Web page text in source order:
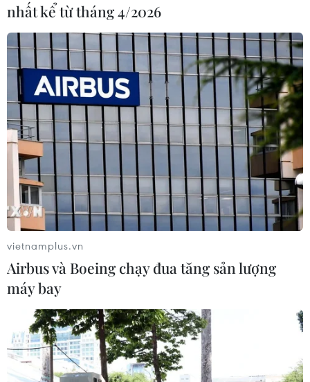
lưu trú sang trọng có nhiều tiềm năng để trở
thành điểm đến tổ chức đám cưới hấp dẫn của
khách Ấn Độ.
Tuy nhiên, thành phố vẫn cần những chính
sách hỗ trợ, ưu đãi đối với phân khúc này để các
cô dâu chú rể cùng gia đình họ cảm thấy được
chào đón, an tâm trong việc tổ chức tiệc cưới có
nhiều nghi lễ và sự phức tạp trong khâu cung
ứng.
Charmtours vừa đưa đoàn khách MICE quốc tế
từ Malaysia đến cho biết trong tương lai, công
ty sẽ khai thác nhiều đoàn khách công vụ đến
với Đà Nẵng hơn, bởi nơi đây có đầy đủ các yếu
tố cần thiết đáp ứng nhu cầu về du lịch MICE
như cơ sở vật chất hiện đại, giá thành dịch vụ
phù hợp, giao thông thuận tiện, đặc biệt là các
nhất kể từ tháng 4/2026
vietnamplus.vn
Airbus và Boeing chạy đua tăng sản lượng
máy bay